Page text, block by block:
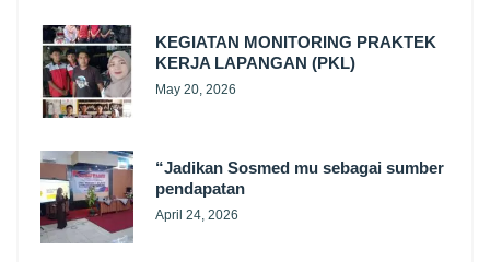
KEGIATAN MONITORING PRAKTEK
KERJA LAPANGAN (PKL)
May 20, 2026
“Jadikan Sosmed mu sebagai sumber
pendapatan
April 24, 2026